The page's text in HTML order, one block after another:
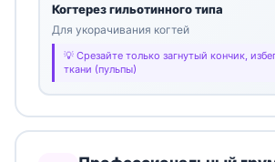
Когтерез гильотинного типа
Для укорачивания когтей
Срезайте только загнутый кончик,
ткани (пульпы)